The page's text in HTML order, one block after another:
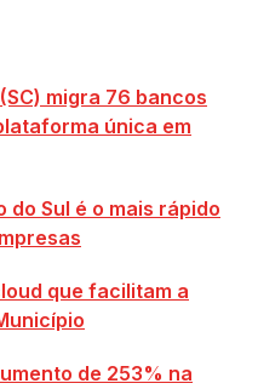
migra 76 bancos
única em
do Sul é o mais rápido
que facilitam a
de 253% na